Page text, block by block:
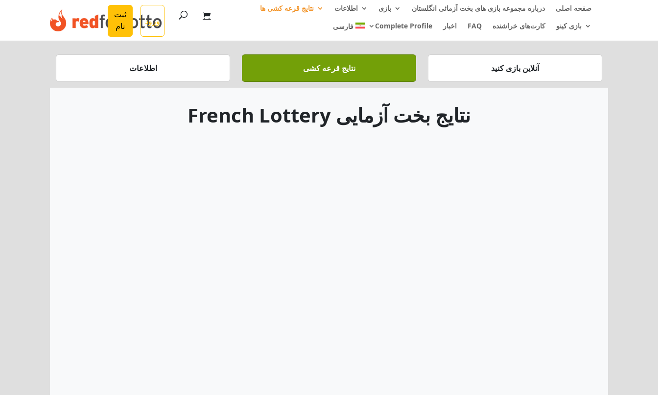
صفحه اصلی درباره مجموعه بازی های بخت آزمائی انگلستان بازی اطلاعات
نتایج قرعه کشی ها
بازی کینو
کارت‌های خراشنده FAQ اخبار Complete Profile فارسی
ورود
ثبت
نام
آنلاین بازی کنید نتایج قرعه کشی اطلاعات
نتایج بخت آزمایی French Lottery